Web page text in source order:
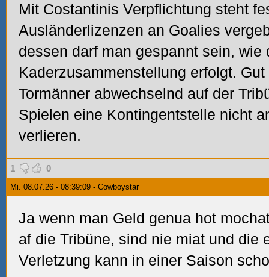
Mit Costantinis Verpflichtung steht
Ausländerlizenzen an Goalies
dessen darf man gespannt sein, wie
Kaderzusammenstellung erfolgt.
Tormänner abwechselnd auf der
Spielen eine Kontingentstelle nicht
verlieren.
1 0
Mi. 08.07.26 - 08:39:09 - Cowboystar
Ja wenn man Geld genua hot
af die Tribüne, sind nie miat und die
Verletzung kann in einer Saison